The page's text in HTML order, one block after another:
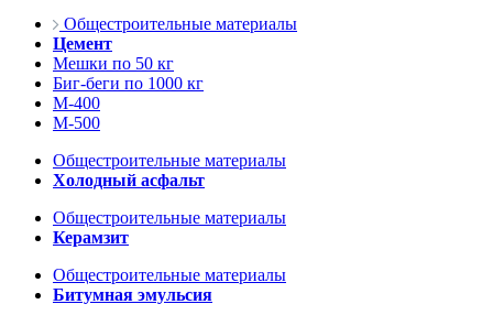
Общестроительные материалы
Цемент
Мешки по 50 кг
Биг-беги по 1000 кг
М-400
М-500
Общестроительные материалы
Холодный асфальт
Общестроительные материалы
Керамзит
Общестроительные материалы
Битумная эмульсия